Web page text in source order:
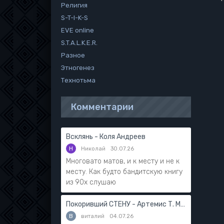
Религия
S-T-I-K-S
EVE online
S.T.A.L.K.E.R.
Разное
Этногенез
Технотьма
Комментарии
Всклянь - Коля Андреев
Н Николай 30.07.26
Многовато матов, и к месту и не к
месту. Как будто бандитскую книгу
из 90х слушаю
Покоривший СТЕНУ - Артемис Т. Мантикор
В виталий 04.07.26